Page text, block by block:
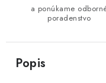
a ponúkame
poradenstvo
Popis